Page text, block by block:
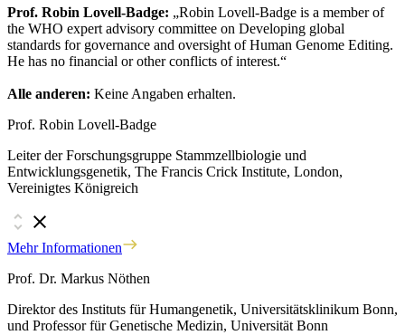
Prof. Robin Lovell-Badge: „Robin Lovell-Badge is a member of
the WHO expert advisory committee on Developing global
standards for governance and oversight of Human Genome Editing.
He has no financial or other conflicts of interest.“
Alle anderen: Keine Angaben erhalten.
Prof. Robin Lovell-Badge
Leiter der Forschungsgruppe Stammzellbiologie und
Entwicklungsgenetik, The Francis Crick Institute, London,
Vereinigtes Königreich
Mehr Informationen
Prof. Dr. Markus Nöthen
Direktor des Instituts für Humangenetik, Universitätsklinikum Bonn,
und Professor für Genetische Medizin, Universität Bonn